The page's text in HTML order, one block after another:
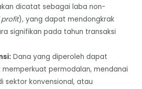
dicatat sebagai laba non-
), yang dapat mendongkrak
signifikan pada tahun transaksi
Dana yang diperoleh dapat
memperkuat permodalan, mendanai
sektor konvensional, atau